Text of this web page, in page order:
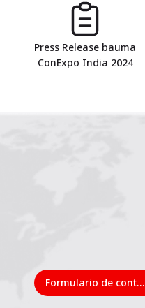
Press Release bauma
ConExpo India 2024
Formulario de contacto